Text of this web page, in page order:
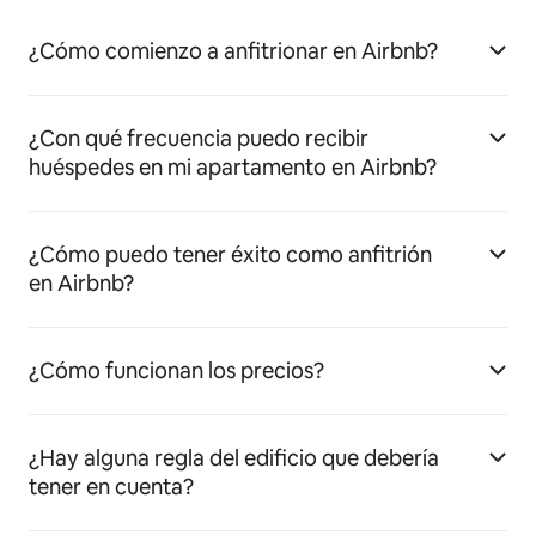
¿Cómo comienzo a anfitrionar en Airbnb?
¿Con qué frecuencia puedo recibir
huéspedes en mi apartamento en Airbnb?
¿Cómo puedo tener éxito como anfitrión
en Airbnb?
¿Cómo funcionan los precios?
¿Hay alguna regla del edificio que debería
tener en cuenta?